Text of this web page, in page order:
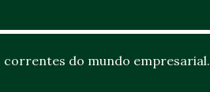
correntes do mundo empresarial.